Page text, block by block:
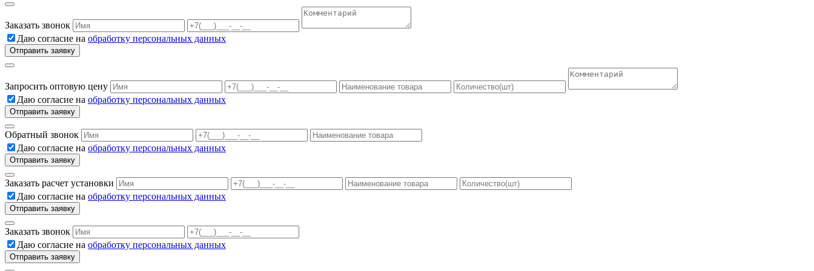
Заказать звонок
Даю согласие на обработку персональных данных
Запросить оптовую цену
Даю согласие на обработку персональных данных
Обратный звонок
Даю согласие на обработку персональных данных
Заказать расчет установки
Даю согласие на обработку персональных данных
Заказать звонок
Даю согласие на обработку персональных данных